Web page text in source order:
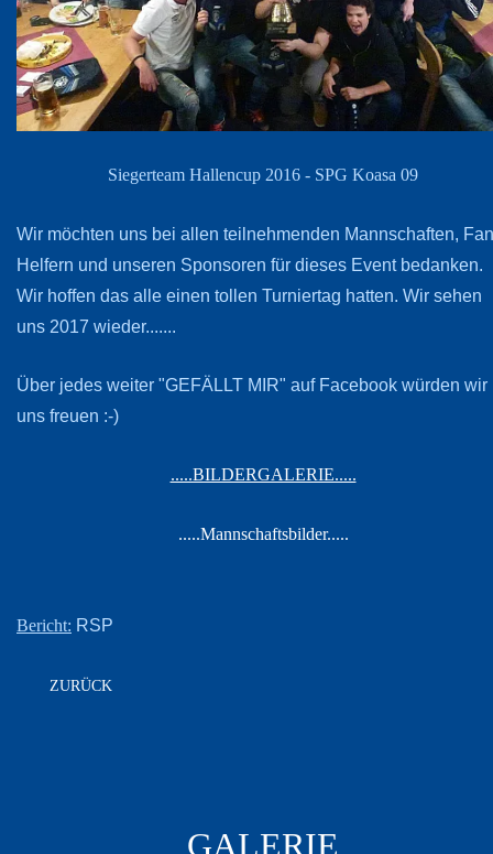
Siegerteam Hallencup 2016 - SPG Koasa 09
Wir möchten uns bei allen teilnehmenden Mannschaften,
Helfern und unseren Sponsoren für dieses Event bedanken.
Wir hoffen das alle einen tollen Turniertag hatten. Wir sehen
uns 2017 wieder.......
Über jedes weiter "GEFÄLLT MIR" auf Facebook würden wir
uns freuen :-)
.....BILDERGALERIE.....
.....Mannschaftsbilder.....
Bericht: RSP
ZURÜCK
GALERIE